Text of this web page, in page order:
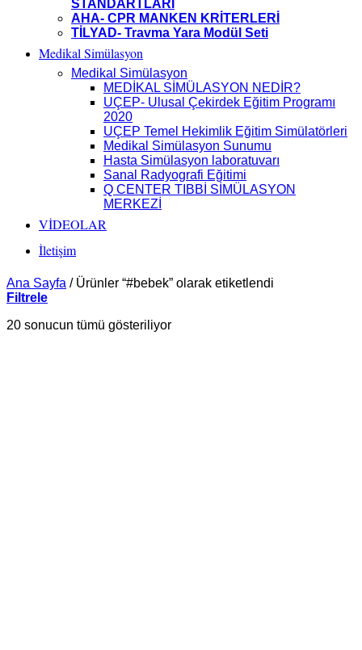
STANDARTLARI
AHA- CPR MANKEN KRİTERLERİ
TİLYAD- Travma Yara Modül Seti
Medikal Simülasyon
Medikal Simülasyon
MEDİKAL SİMÜLASYON NEDİR?
UÇEP- Ulusal Çekirdek Eğitim Programı
2020
UÇEP Temel Hekimlik Eğitim Simülatörleri
Medikal Simülasyon Sunumu
Hasta Simülasyon laboratuvarı
Sanal Radyografi Eğitimi
Q CENTER TIBBİ SİMÜLASYON
MERKEZİ
VİDEOLAR
İletişim
Ana Sayfa /Ürünler “#bebek” olarak etiketlendi
Filtrele
20 sonucun tümü gösteriliyorEn